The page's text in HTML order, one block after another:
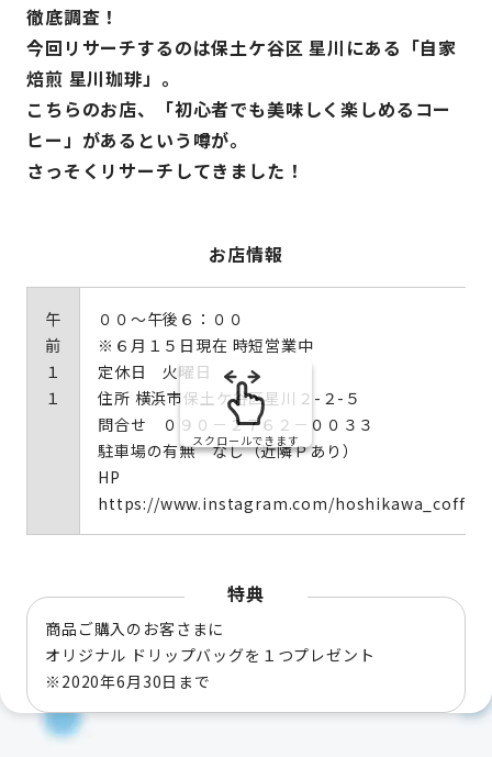
徹底調査！
今回リサーチするのは保土ケ谷区 星川にある「自家
焙煎 星川珈琲」。
こちらのお店、「初心者でも美味しく楽しめるコー
ヒー」があるという噂が。
さっそくリサーチしてきました！
お店情報
午
前
１
１
００～午後６：００
※６月１５日現在 時短営業中
定休日 火曜日
住所 横浜市保土ケ谷区星川２-２-５
問合せ ０９０－２７６２－００３３
駐車場の有無 なし（近隣Ｐあり）
HP
https://www.instagram.com/
スクロールできます
特典
商品ご購入のお客さまに
オリジナル ドリップバッグを１つプレゼント
※2020年6月30日まで